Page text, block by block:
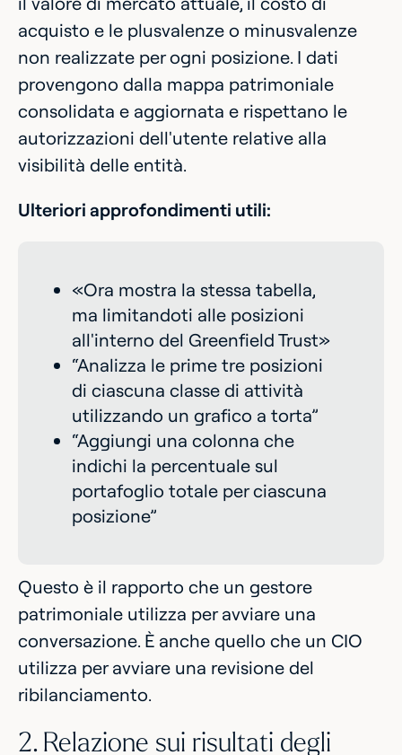
acquisto e le plusvalenze o minusvalenze
non realizzate per ogni posizione. I dati
provengono dalla mappa patrimoniale
consolidata e aggiornata e rispettano le
autorizzazioni dell'utente relative alla
visibilità delle entità.
Ulteriori approfondimenti utili:
«Ora mostra la stessa tabella,
ma limitandoti alle posizioni
all'interno del Greenfield Trust»
“Analizza le prime tre posizioni
di ciascuna classe di attività
utilizzando un grafico a torta”
“Aggiungi una colonna che
indichi la percentuale sul
portafoglio totale per ciascuna
posizione”
Questo è il rapporto che un gestore
patrimoniale utilizza per avviare una
conversazione. È anche quello che un CIO
utilizza per avviare una revisione del
ribilanciamento.
2. Relazione sui risultati degli